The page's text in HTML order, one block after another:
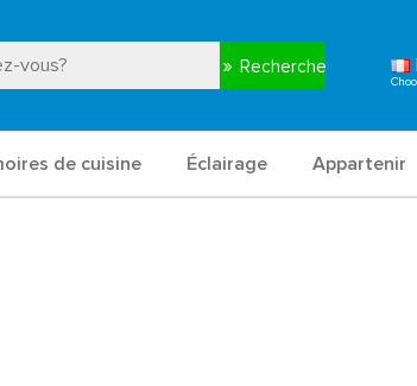
Recherche
de cuisine Éclairage Appartenir